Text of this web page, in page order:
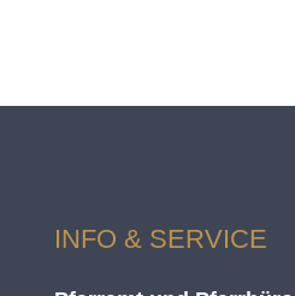
INFO & SERVICE